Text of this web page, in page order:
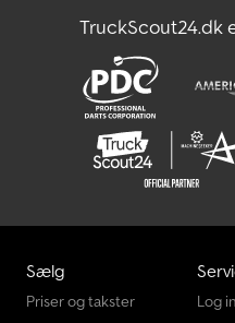
kg, 5,6 m – 1.630 kg, 7,3 m –
– 950 kg, ca. 4.000 driftstimer!
Oplysninger om tilbehør uden
mellemsalg og fejl! Dcjdpfx
TruckScout24.dk
Sælg
Priser og takster Log